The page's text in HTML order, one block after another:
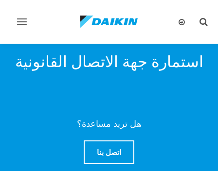
تبديل
تبديل
استمارة جهة الاتصال القانونية
هل تريد مساعدة؟
اتصل بنا